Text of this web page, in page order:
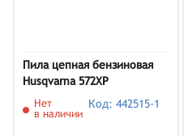
Пила цепная бензиновая
Husqvarna 572XP
Нет
в наличии
Код: 442515-1